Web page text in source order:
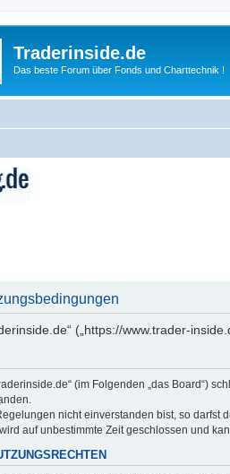
Traderinside.de
Das beste Forum über Fonds und Charttechnik !
(„https://www.trader-
(im Folgenden „das Board“)
nicht einverstanden bist, so
auf unbestimmte Zeit geschlossen und